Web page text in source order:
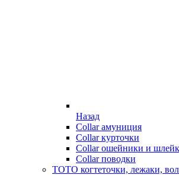
Назад
Collar амуниция
Collar курточки
Collar ошейники и
Collar поводки
ТОТО когтеточки, лежаки,